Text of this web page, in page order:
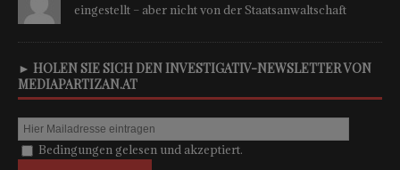
eingestellt – aber nicht von der Staatsanwaltschaft
► HOLEN SIE SICH DEN INVESTIGATIV-NEWSLETTER VON
MEDIAPARTIZAN.AT
Bedingungen gelesen und akzeptiert.